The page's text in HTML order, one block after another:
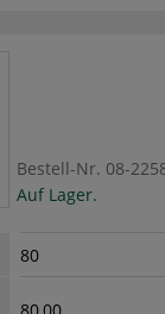
Bestell-Nr. 08-
Auf Lager.
80